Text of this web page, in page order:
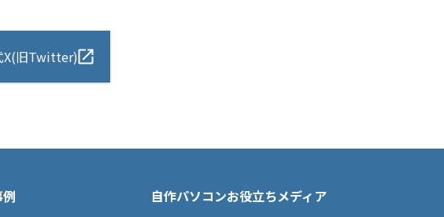
X(旧Twitter)
自作パソコンお役立ちメディア